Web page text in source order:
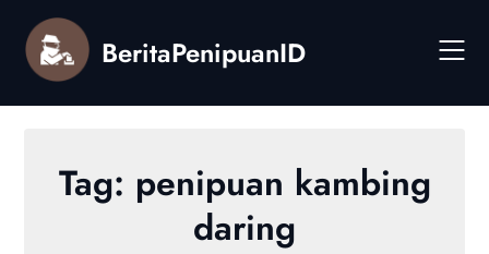
content
BeritaPenipuanID
Tag: penipuan kambing
daring